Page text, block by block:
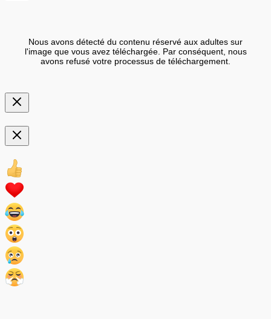
Nous avons détecté du contenu réservé aux adultes sur
l'image que vous avez téléchargée. Par conséquent, nous
avons refusé votre processus de téléchargement.